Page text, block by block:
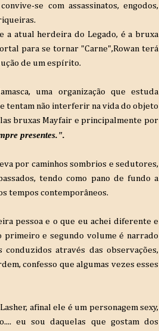
se com assassinatos, engodos,
a atual herdeira do Legado, é a bruxa
para se tornar "Carne",Rowan terá
de um espírito.
, uma organização que estuda
tentam não interferir na vida do objeto
bruxas Mayfair e principalmente por
presentes.".
por caminhos sombrios e sedutores,
tendo como pano de fundo a
tempos contemporâneos.
pessoa e o que eu achei diferente e
primeiro e segundo volume é narrado
conduzidos através das observações,
confesso que algumas vezes esses
, afinal ele é um personagem sexy,
eu sou daquelas que gostam dos